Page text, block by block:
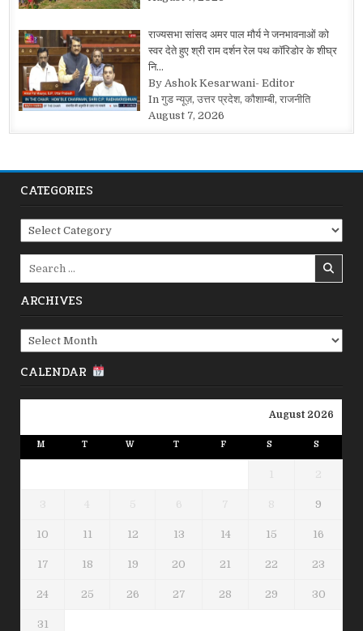
राज्यसभा सांसद अमर पाल मौर्य ने जनभावनाओं को
स्वर देते हुए श्री राम दर्शन रेल पथ कॉरिडोर के शीघ्र
नि…
By Ashok Kesarwani- Editor
In गुड न्यूज़, उत्तर प्रदेश, कौशाम्बी, राजनीति
August 7, 2026
CATEGORIES
Categories
ARCHIVES
Archives
CALENDAR
August 2026
M T W T F S S
1 2
3 4 5 6 7 8 9
10 11 12 13 14 15 16
17 18 19 20 21 22 23
24 25 26 27 28 29 30
31